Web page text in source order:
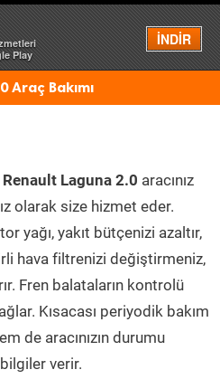
Play
İNDİR
Menü
Araç Bakımı
Laguna 2.0 aracınız
olarak size hizmet eder.
yağı, yakıt bütçenizi azaltır,
hava filtrenizi değiştirmeniz,
Fren balataların kontrolü
Kısacası periyodik bakım
de aracınızın durumu
verir.